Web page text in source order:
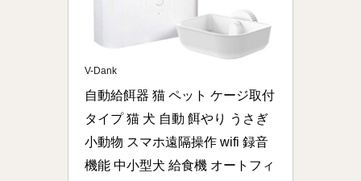
V-Dank
自動給餌器 猫 ペット ケージ取付
タイプ 猫 犬 自動 餌やり うさぎ
小動物 スマホ遠隔操作 wifi 録音
機能 中小型犬 給食機 オートフィ